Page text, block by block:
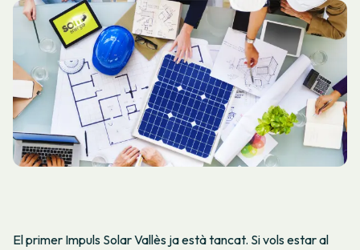
El primer Impuls Solar Vallès ja està tancat. Si vols estar al